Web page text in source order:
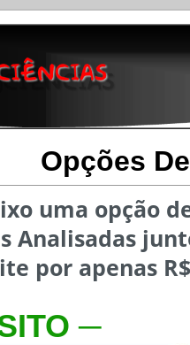
Opções
uma opção
Analisadas
por apenas
─